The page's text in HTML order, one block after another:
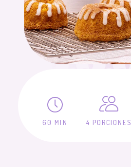
60 MIN 4 PORCIONES